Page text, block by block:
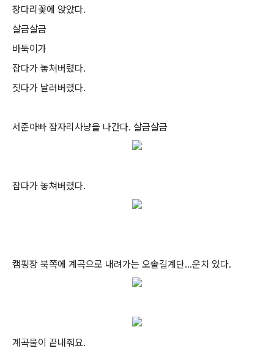
장다리꽃에 앉았다.
살금살금
바둑이가
잡다가 놓쳐버렸다.
짓다가 날려버렸다.
서준아빠 잠자리사냥을 나간다. 살금살금
잡다가 놓쳐버렸다.
캠핑장 북쪽에 계곡으로 내려가는 오솔길계단...운치 있다.
계곡물이 끝내줘요.